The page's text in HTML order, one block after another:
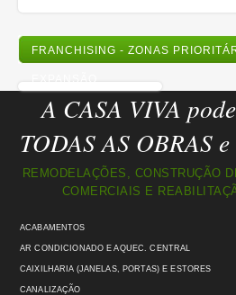
FRANCHISING - ZONAS
EXPANSÃO
A CASA VIVA
TODAS AS OBRAS
REMODELAÇÕES, CONSTRUÇÃO
COMERCIAIS E
ACABAMENTOS
AR CONDICIONADO E AQUEC. CENTRAL
CAIXILHARIA (JANELAS, PORTAS) E ESTORES
CANALIZAÇÃO